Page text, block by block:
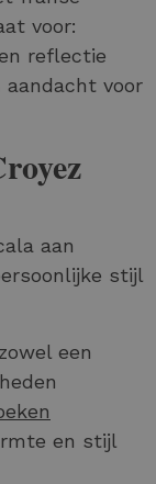
voor:
reflectie
voor
aan
stijl
een
en stijl